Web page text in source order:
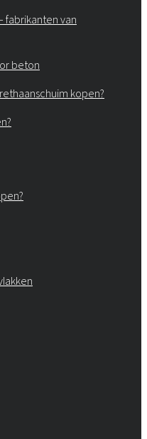
fabrikanten van
beton
kopen?